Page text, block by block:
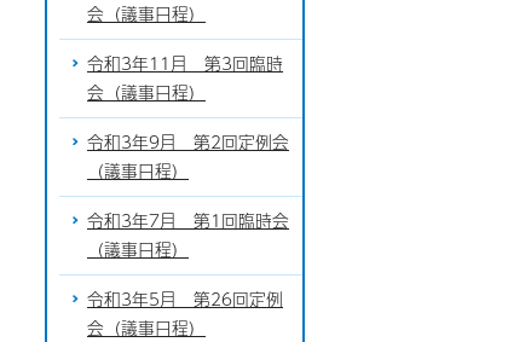
会（議事日程）
令和3年11月 第3回臨時
会（議事日程）
令和3年9月 第2回定例会
（議事日程）
令和3年7月 第1回臨時会
（議事日程）
令和3年5月 第26回定例
会（議事日程）